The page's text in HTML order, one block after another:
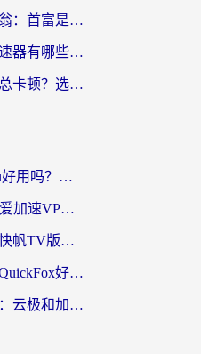
韩国怎么玩金币大富翁：首富是谁？海外党国服游戏加速全攻略
北美玩战双帕弥什加速器有哪些？海外党亲测好用的国服加速指南
在英国打球球大作战总卡顿？选对加速器让你告别延迟（附实测攻略）
迅游和Unblock Youku好用吗？海外党亲测：3个维度教你选对回国加速器
穿梭VPN好用吗？和爱加速VPN对比哪个回国效果更好？海外党必看的实用指南
海外看国内剧总卡？快帆TV版VPN好用吗？和海牛VPN对比哪个回国效果更好？
海外党必看：斧牛和QuickFox好用吗？3步选对回国加速器，无缝刷国内剧玩游戏
海外党选回国加速器：云极和加速喵哪个好？附3款热门工具实测对比